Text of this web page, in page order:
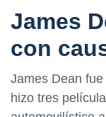
James
con
James Dean
hizo tres